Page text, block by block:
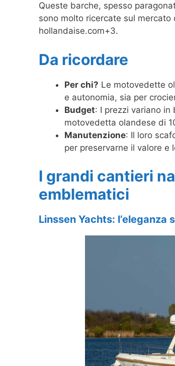
Queste barche, spesso
sono molto ricercate sul
hollandaise.com+3.
Da ricordare
Per chi? Le motovedette
e autonomia, sia per
Budget: I prezzi variano in
motovedetta olandese di
Manutenzione: Il loro
per preservarne il valore
I grandi cantieri
emblematici
Linssen Yachts: l’eleganza